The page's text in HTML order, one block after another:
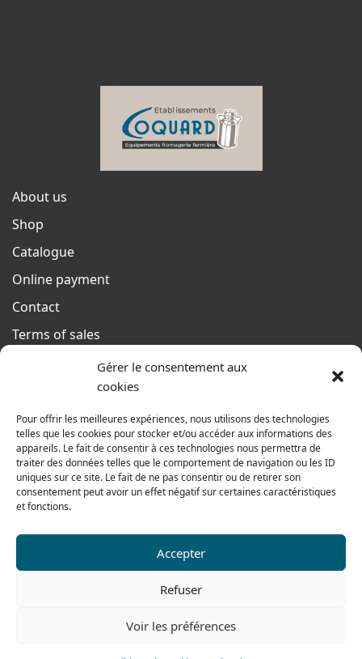
Gérer le consentement aux
cookies
Pour offrir les meilleures expériences, nous utilisons des technologies
telles que les cookies pour stocker et/ou accéder aux informations des
appareils. Le fait de consentir à ces technologies nous permettra de
traiter des données telles que le comportement de navigation ou les ID
uniques sur ce site. Le fait de ne pas consentir ou de retirer son
consentement peut avoir un effet négatif sur certaines caractéristiques
et fonctions.
Accepter
Refuser
Voir les préférences
About us
Shop
Catalogue
Online payment
Contact
Terms of sales
From monday to thursday
From 8h to 12h30 and from 13h30 to 17h20
On friday
From 8h to 12h30 and from 13h30 to 16h
Our range for particulars
478 rue Alexandre Richetta
69400 Villefranche sur Saône